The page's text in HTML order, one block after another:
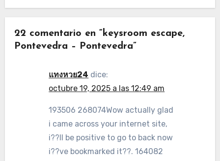
22 comentario en “keysroom escape,
Pontevedra – Pontevedra”
แทงหวย24 dice:
octubre 19, 2025 a las 12:49 am
193506 268074Wow actually glad
i came across your internet site,
i??ll be positive to go to back now
i??ve bookmarked it??. 164082